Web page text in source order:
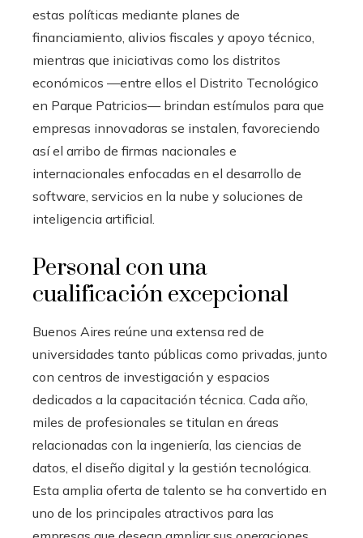
estas políticas mediante planes de
financiamiento, alivios fiscales y apoyo técnico,
mientras que iniciativas como los distritos
económicos —entre ellos el Distrito Tecnológico
en Parque Patricios— brindan estímulos para que
empresas innovadoras se instalen, favoreciendo
así el arribo de firmas nacionales e
internacionales enfocadas en el desarrollo de
software, servicios en la nube y soluciones de
inteligencia artificial.
Personal con una
cualificación excepcional
Buenos Aires reúne una extensa red de
universidades tanto públicas como privadas, junto
con centros de investigación y espacios
dedicados a la capacitación técnica. Cada año,
miles de profesionales se titulan en áreas
relacionadas con la ingeniería, las ciencias de
datos, el diseño digital y la gestión tecnológica.
Esta amplia oferta de talento se ha convertido en
uno de los principales atractivos para las